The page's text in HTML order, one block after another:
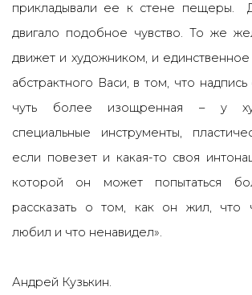
прикладывали ее к стене пещеры.
двигало подобное чувство. То же
движет и художником, и
абстрактного Васи, в том, что
чуть более изощренная – у
специальные инструменты,
если повезет и какая-то своя
которой он может попытаться
рассказать о том, как он жил, что
любил и что ненавидел».
Андрей Кузькин.